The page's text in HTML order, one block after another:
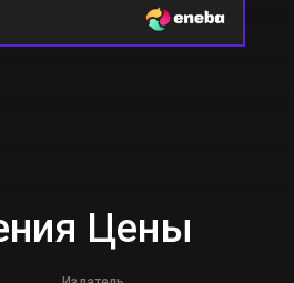
Цены